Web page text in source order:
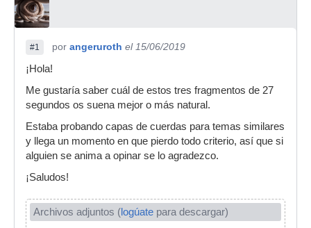
#1 por angeruroth el 15/06/2019
¡Hola!
Me gustaría saber cuál de estos tres fragmentos de 27
segundos os suena mejor o más natural.
Estaba probando capas de cuerdas para temas similares
y llega un momento en que pierdo todo criterio, así que si
alguien se anima a opinar se lo agradezco.
¡Saludos!
Archivos adjuntos (logúate para descargar)